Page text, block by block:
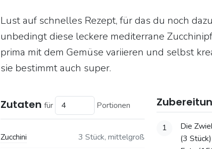
Lust auf schnelles Rezept, für das du noch
unbedingt diese leckere mediterrane
prima mit dem Gemüse variieren und selbst
sie bestimmt auch super.
Zutaten für Portionen
Zucchini
3 Stück, mittelgroß
1
Die
(3